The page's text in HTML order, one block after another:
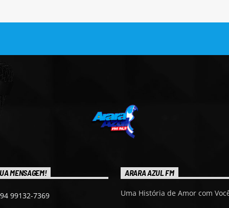
MENSAGEM!
99132-7369
ARARA AZUL FM
Uma História de Amor com